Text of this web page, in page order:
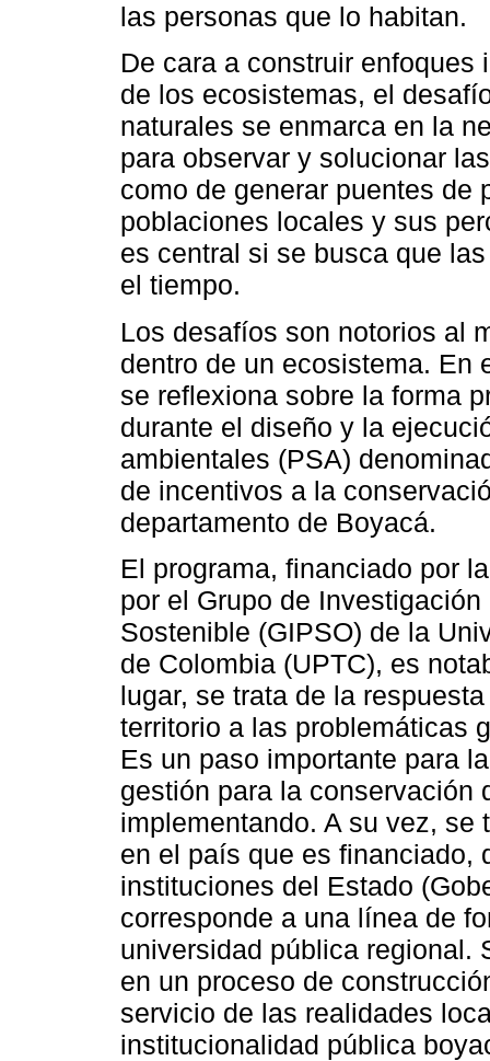
las personas que lo habitan.
De cara a construir
de los ecosistemas, el
naturales se enmarca en la
para observar y solucionar
como de generar puentes de
poblaciones locales y sus
es central si se busca que
el tiempo.
Los desafíos son notorios al
dentro de un ecosistema. En
se reflexiona sobre la forma
durante el diseño y la
ambientales (PSA)
de incentivos a la
departamento de Boyacá.
El programa, financiado por
por el Grupo de
Sostenible (GIPSO) de la
de Colombia (UPTC), es
lugar, se trata de la
territorio a las problemáticas
Es un paso importante para
gestión para la conservación
implementando. A su vez, se
en el país que es financiado,
instituciones del Estado
corresponde a una línea de
universidad pública regional.
en un proceso de
servicio de las realidades
institucionalidad pública